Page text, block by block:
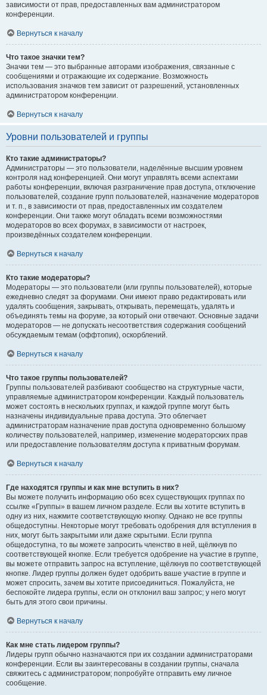
зависимости от прав, предоставленных вам администратором
конференции.
Вернуться к началу
Что такое значки тем?
Значки тем — это выбранные авторами изображения, связанные с
сообщениями и отражающие их содержание. Возможность
использования значков тем зависит от разрешений, установленных
администратором конференции.
Вернуться к началу
Уровни пользователей и группы
Кто такие администраторы?
Администраторы — это пользователи, наделённые высшим уровнем
контроля над конференцией. Они могут управлять всеми аспектами
работы конференции, включая разграничение прав доступа, отключение
пользователей, создание групп пользователей, назначение модераторов
и т. п., в зависимости от прав, предоставленных им создателем
конференции. Они также могут обладать всеми возможностями
модераторов во всех форумах, в зависимости от настроек,
произведённых создателем конференции.
Вернуться к началу
Кто такие модераторы?
Модераторы — это пользователи (или группы пользователей), которые
ежедневно следят за форумами. Они имеют право редактировать или
удалять сообщения, закрывать, открывать, перемещать, удалять и
объединять темы на форуме, за который они отвечают. Основные задачи
модераторов — не допускать несоответствия содержания сообщений
обсуждаемым темам (оффтопик), оскорблений.
Вернуться к началу
Что такое группы пользователей?
Группы пользователей разбивают сообщество на структурные части,
управляемые администратором конференции. Каждый пользователь
может состоять в нескольких группах, и каждой группе могут быть
назначены индивидуальные права доступа. Это облегчает
администраторам назначение прав доступа одновременно большому
количеству пользователей, например, изменение модераторских прав
или предоставление пользователям доступа к приватным форумам.
Вернуться к началу
Где находятся группы и как мне вступить в них?
Вы можете получить информацию обо всех существующих группах по
ссылке «Группы» в вашем личном разделе. Если вы хотите вступить в
одну из них, нажмите соответствующую кнопку. Однако не все группы
общедоступны. Некоторые могут требовать одобрения для вступления в
них, могут быть закрытыми или даже скрытыми. Если группа
общедоступна, то вы можете запросить членство в ней, щёлкнув по
соответствующей кнопке. Если требуется одобрение на участие в группе,
вы можете отправить запрос на вступление, щёлкнув по соответствующей
кнопке. Лидер группы должен будет одобрить ваше участие в группе и
может спросить, зачем вы хотите присоединиться. Пожалуйста, не
беспокойте лидера группы, если он отклонил ваш запрос; у него могут
быть для этого свои причины.
Вернуться к началу
Как мне стать лидером группы?
Лидеры групп обычно назначаются при их создании администраторами
конференции. Если вы заинтересованы в создании группы, сначала
свяжитесь с администратором; попробуйте отправить ему личное
сообщение.